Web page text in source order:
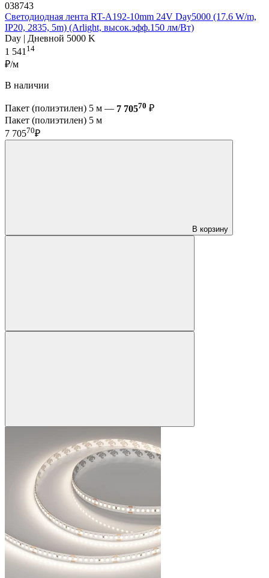
038743
Светодиодная лента RT-A192-10mm 24V Day5000 (17.6 W/m,
IP20, 2835, 5m) (Arlight, высок.эфф.150 лм/Вт)
Day | Дневной 5000 K
1 54114
₽/м
В наличии
Пакет (полиэтилен) 5 м — 7 70570 ₽
Пакет (полиэтилен) 5 м
7 70570₽
В корзину